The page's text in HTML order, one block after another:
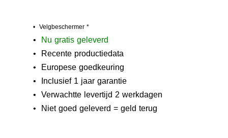
• Velgbeschermer *
• N u gratis geleverd
• Recente productiedata
• Europese goedkeuring
• Inclusief 1 jaar garantie
• Verwachtte levertijd 2 werkdagen
• Niet goed geleverd = geld terug